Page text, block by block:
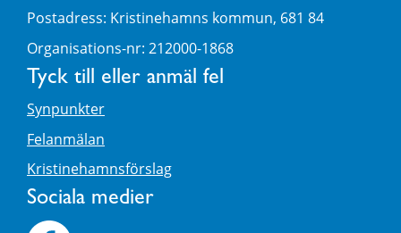
Postadress: Kristinehamns kommun, 681 84
Organisations-nr: 212000-1868
Tyck till eller anmäl fel
Synpunkter
Felanmälan
Kristinehamnsförslag
Sociala medier